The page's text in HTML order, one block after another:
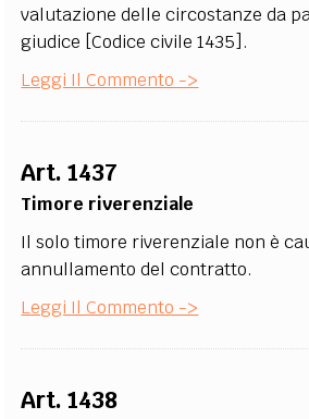
valutazione delle circostanze da
giudice [Codice civile 1435].
Leggi Il Commento ->
Art. 1437
Timore riverenziale
Il solo timore riverenziale non è
annullamento del contratto.
Leggi Il Commento ->
Art. 1438